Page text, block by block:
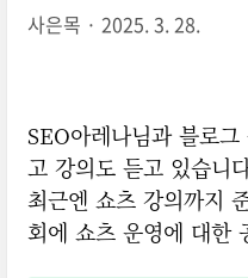
사은목 2025. 3. 28.
SEO아레나님과 블로
고 강의도 듣고 있습니
최근엔 쇼츠 강의까지
회에 쇼츠 운영에 대한